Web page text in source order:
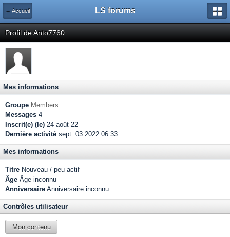
← Accueil LS forums
Profil de Anto7760
Mes informations
Groupe Members
Messages 4
Inscrit(e) (le) 24-août 22
Dernière activité sept. 03 2022 06:33
Mes informations
Titre Nouveau / peu actif
Âge Âge inconnu
Anniversaire Anniversaire inconnu
Contrôles utilisateur
Mon contenu